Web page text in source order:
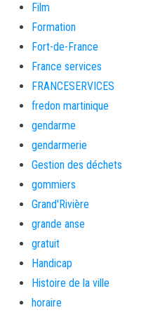
Film
Formation
Fort-de-France
France services
FRANCESERVICES
fredon martinique
gendarme
gendarmerie
Gestion des déchets
gommiers
Grand'Rivière
grande anse
gratuit
Handicap
Histoire de la ville
horaire